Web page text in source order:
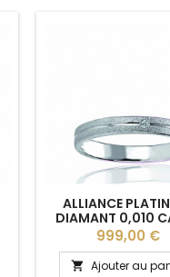
ALLIANCE
DIAMANT 0,010
BREUNING "DORIA"
Prix
999,00 €
 Ajouter au